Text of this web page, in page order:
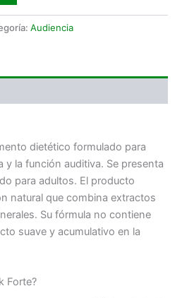
Audiencia
dietético formulado para
y la función auditiva. Se presenta
para adultos. El producto
natural que combina extractos
Su fórmula no contiene
suave y acumulativo en la
Forte?